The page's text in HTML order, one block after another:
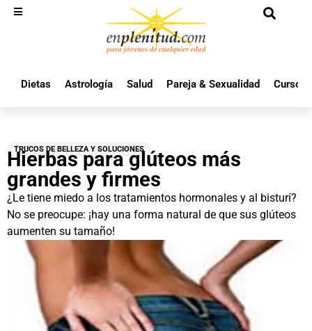
Dietas Astrología Salud Pareja & Sexualidad Cursos
TRUCOS DE BELLEZA Y SOLUCIONES
Hierbas para glúteos más
grandes y firmes
¿Le tiene miedo a los tratamientos hormonales y al bisturí?
No se preocupe: ¡hay una forma natural de que sus glúteos
aumenten su tamaño!